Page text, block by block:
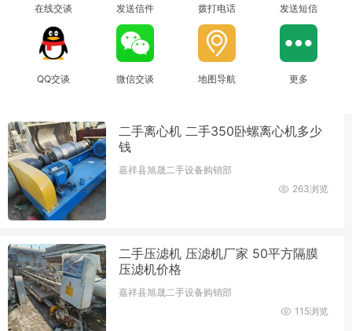
在线交谈 发送信件 拨打电话 发送短信
QQ交谈 微信交谈 地图导航 更多
二手离心机 二手350卧螺离心机多少
钱
嘉祥县旭晟二手设备购销部
263浏览
二手压滤机 压滤机厂家 50平方隔膜
压滤机价格
嘉祥县旭晟二手设备购销部
115浏览